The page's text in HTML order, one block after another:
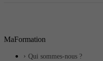
MaFormation
Qui sommes-nous ?